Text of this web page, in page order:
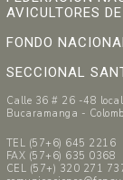
AVICULTORES
FONDO
SECCIONAL
Calle 36 # 26 -48
Bucaramanga -
TEL (57+6) 645 2216
FAX (57+6) 635 0368
CEL (57+) 320 271